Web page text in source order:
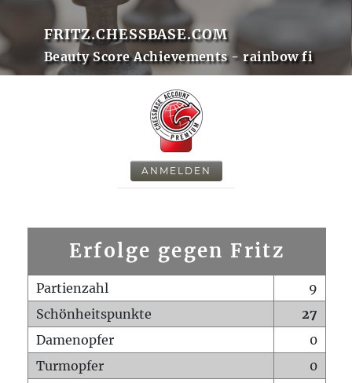
FRITZ.CHESSBASE.COM
Beauty Score Achievements - rainbow fi
ANMELDEN
Erfolge gegen Fritz
Partienzahl
9
Schönheitspunkte
27
Damenopfer
0
Turmopfer
0